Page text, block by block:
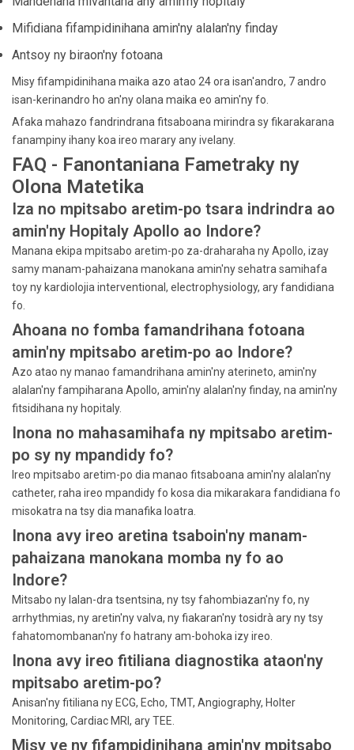
Mifidiana fifampidinihana amin'ny alalan'ny finday
Antsoy ny biraon'ny fotoana
Misy fifampidinihana maika azo atao 24 ora isan'andro, 7 andro
isan-kerinandro ho an'ny olana maika eo amin'ny fo.
Afaka mahazo fandrindrana fitsaboana mirindra sy fikarakarana
fanampiny ihany koa ireo marary any ivelany.
FAQ - Fanontaniana Fametraky ny
Olona Matetika
Iza no mpitsabo aretim-po tsara indrindra ao
amin'ny Hopitaly Apollo ao Indore?
Manana ekipa mpitsabo aretim-po za-draharaha ny Apollo, izay
samy manam-pahaizana manokana amin'ny sehatra samihafa
toy ny kardiolojia interventional, electrophysiology, ary fandidiana
fo.
Ahoana no fomba famandrihana fotoana
amin'ny mpitsabo aretim-po ao Indore?
Azo atao ny manao famandrihana amin'ny aterineto, amin'ny
alalan'ny fampiharana Apollo, amin'ny alalan'ny finday, na amin'ny
fitsidihana ny hopitaly.
Inona no mahasamihafa ny mpitsabo aretim-
po sy ny mpandidy fo?
Ireo mpitsabo aretim-po dia manao fitsaboana amin'ny alalan'ny
catheter, raha ireo mpandidy fo kosa dia mikarakara fandidiana fo
misokatra na tsy dia manafika loatra.
Inona avy ireo aretina tsaboin'ny manam-
pahaizana manokana momba ny fo ao
Indore?
Mitsabo ny lalan-dra tsentsina, ny tsy fahombiazan'ny fo, ny
arrhythmias, ny aretin'ny valva, ny fiakaran'ny tosidrà ary ny tsy
fahatomombanan'ny fo hatrany am-bohoka izy ireo.
Inona avy ireo fitiliana diagnostika ataon'ny
mpitsabo aretim-po?
Anisan'ny fitiliana ny ECG, Echo, TMT, Angiography, Holter
Monitoring, Cardiac MRI, ary TEE.
Misy ve ny fifampidinihana amin'ny mpitsabo